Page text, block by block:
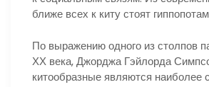
ближе всех к киту стоят
По выражению одного из столпов
ХХ века, Джорджа Гэйлорда
китообразные являются наиболее